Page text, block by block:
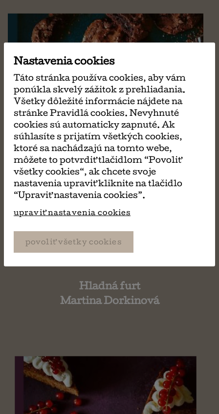
Hladná furt
Martina Dorkinová
Nastavenia cookies
Táto stránka používa cookies, aby vám
ponúkla skvelý zážitok z prehliadania.
Všetky dôležité informácie nájdete na
stránke Pravidlá cookies. Nevyhnuté
cookies sú automaticky zapnuté. Ak
súhlasíte s prijatím všetkých cookies,
ktoré sa nachádzajú na tomto webe,
môžete to potvrdiť tlačidlom “Povoliť
všetky cookies“, ak chcete svoje
nastavenia upraviť kliknite na tlačidlo
“Upraviť nastavenia cookies”.
upraviť nastavenia cookies
povoliť všetky cookies